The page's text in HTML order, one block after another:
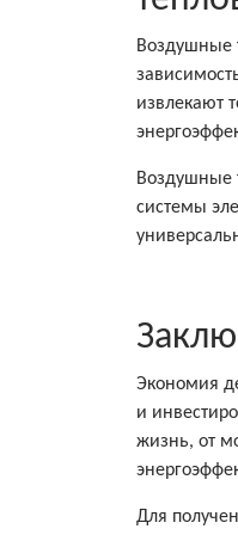
Воздушные
извлекают
Воздушные
системы
Экономия
и
жизнь, от
Для